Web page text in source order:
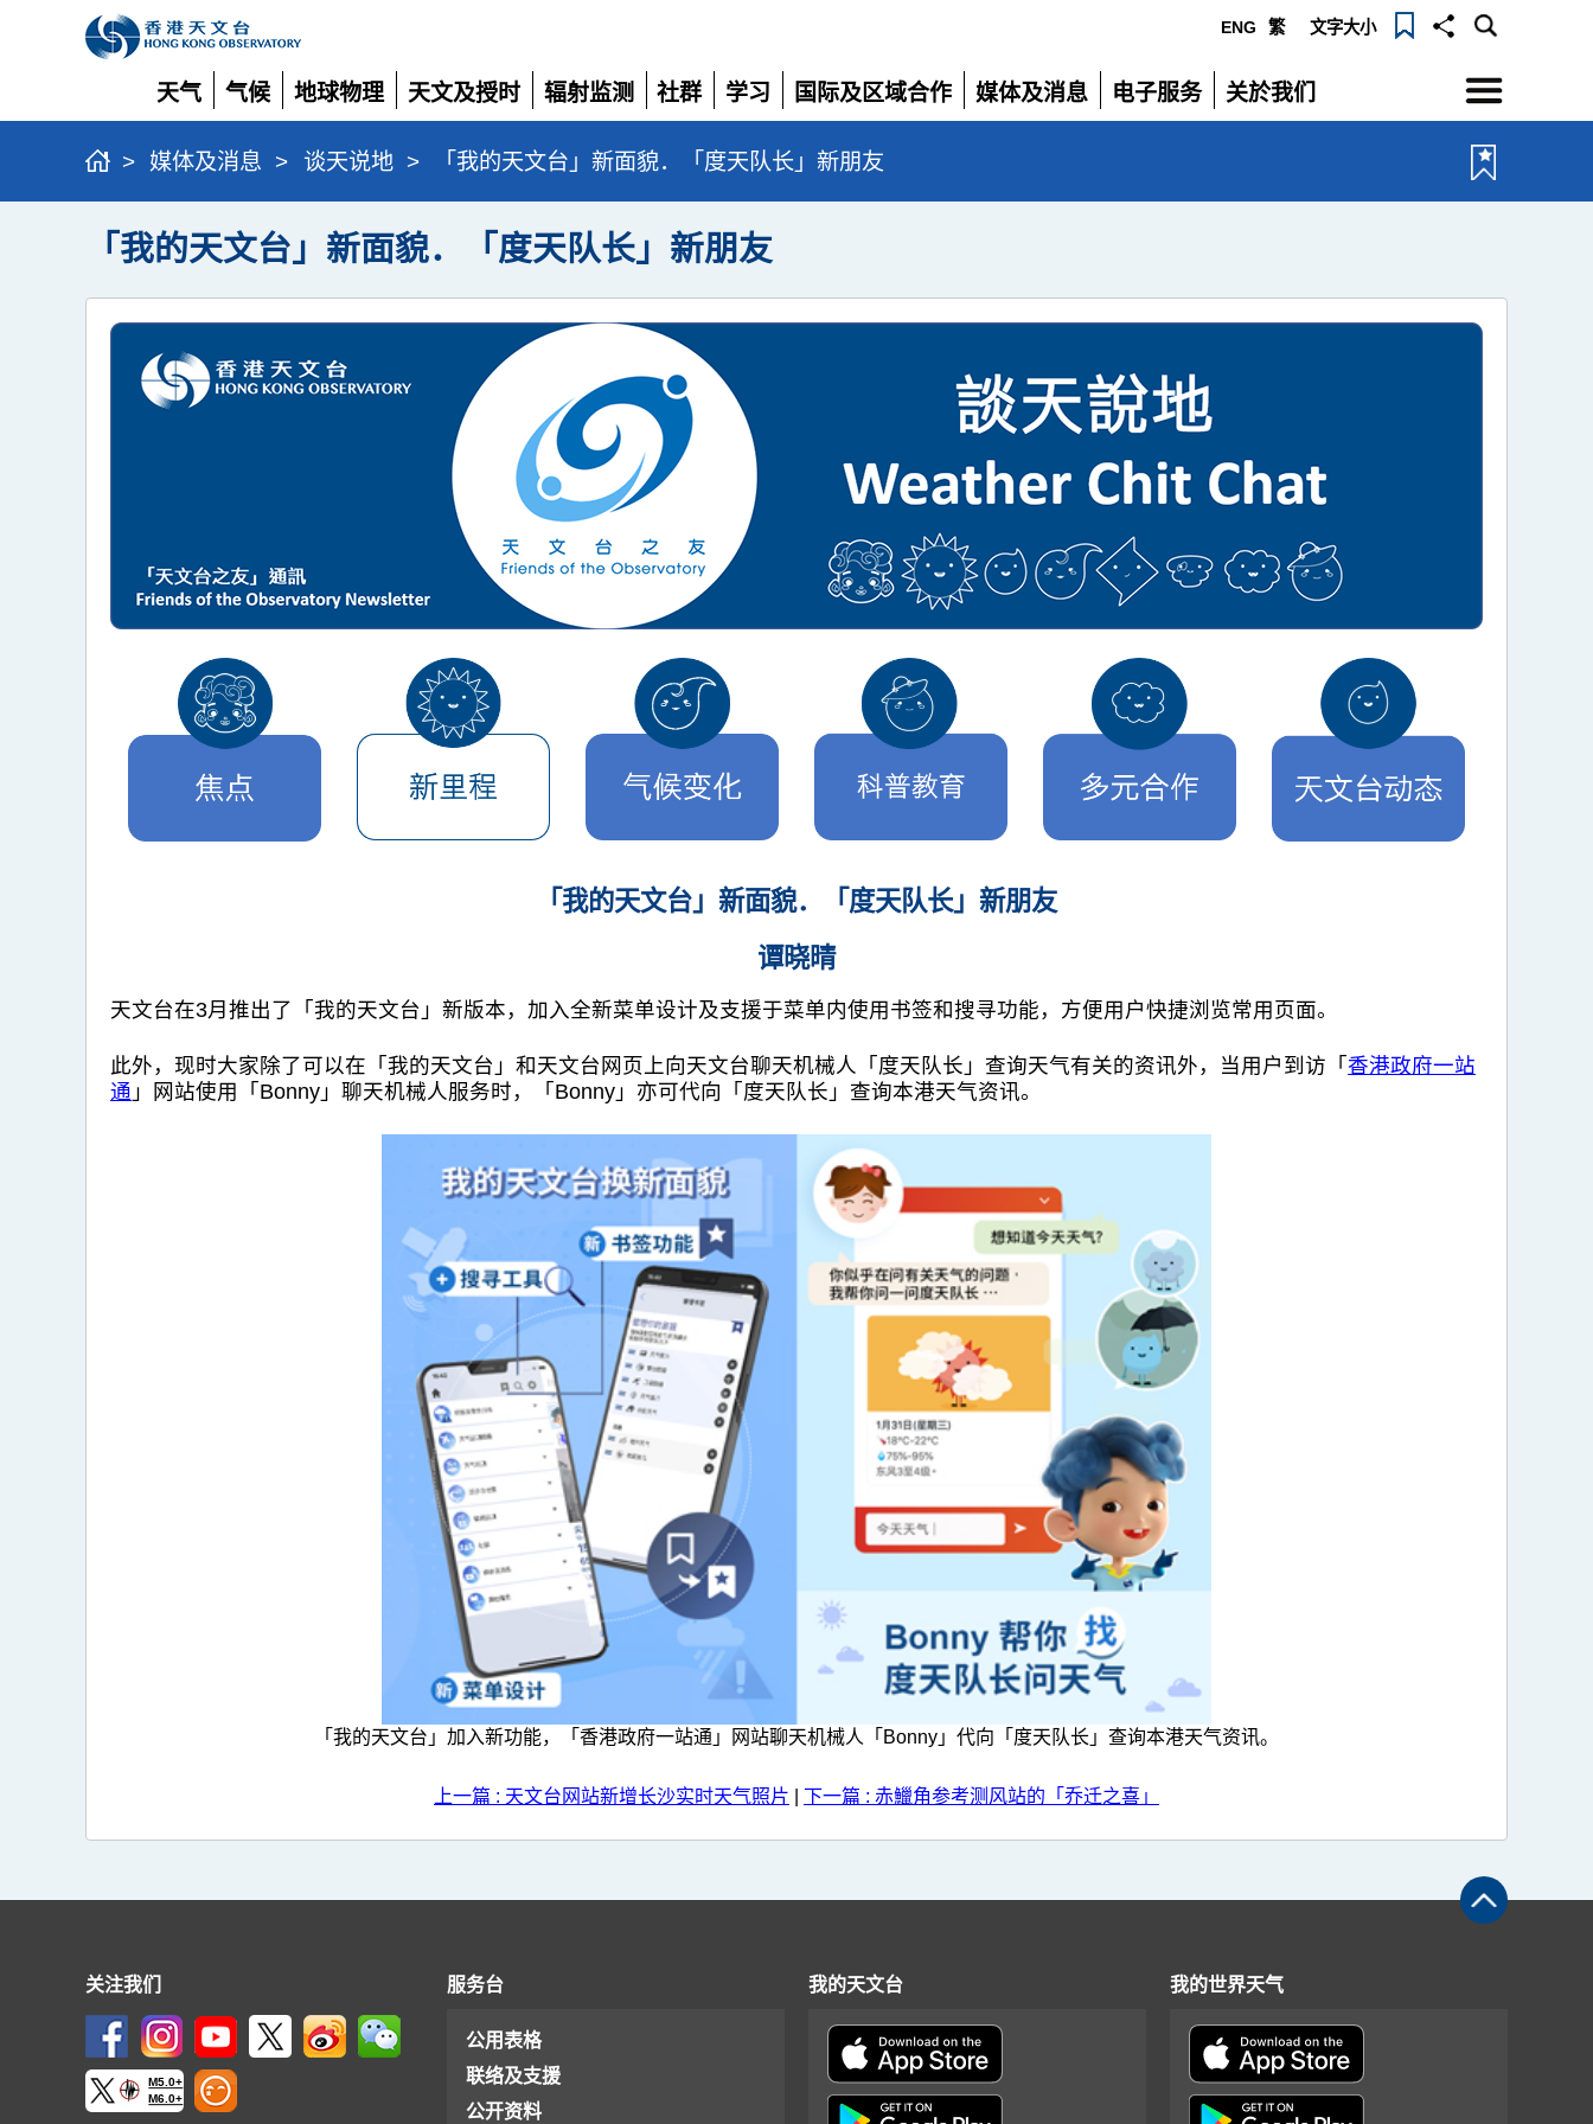
ENG 繁 文字大小
天气
展
开
气候
展
开
地球物理
展
开
天文及授时
展
开
辐射监测
展
开
社群
展
开
学习
展
开
国际及区域合作
展
开
媒体及消息
展
电子服务
展
关於我们
展
选
单
> 媒体及消息 > 谈天说地 > 「我的天文台」新面貌．「度天队长」新朋友
「我的天文台」新面貌．「度天队长」新朋友
「我的天文台」新面貌．「度天队长」新朋友
谭晓晴
天文台在3月推出了「我的天文台」新版本，加入全新菜单设计及支援于菜单内使用书签和搜寻功能，方便用户快捷浏览常用页面。
此外，现时大家除了可以在「我的天文台」和天文台网页上向天文台聊天机械人「度天队长」查询天气有关的资讯外，当用户到访「 香港政府一站
通 」网站使用「Bonny」聊天机械人服务时，「Bonny」亦可代向「度天队长」查询本港天气资讯。
「我的天文台」加入新功能，「香港政府一站通」网站聊天机械人「Bonny」代向「度天队长」查询本港天气资讯。
上一篇 : 天文台网站新增长沙实时天气照片 下一篇 : 赤鱲角参考测风站的「乔迁之喜」
关注我们
M5.0+
M6.0+
服务台
公用表格
联络及支援
公开资料
我的天文台 我的世界天气